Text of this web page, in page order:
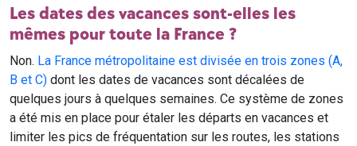
Les dates des vacances sont-elles les
mêmes pour toute la France ?
Non. La France métropolitaine est divisée en trois zones (A,
B et C) dont les dates de vacances sont décalées de
quelques jours à quelques semaines. Ce système de zones
a été mis en place pour étaler les départs en vacances et
limiter les pics de fréquentation sur les routes, les stations